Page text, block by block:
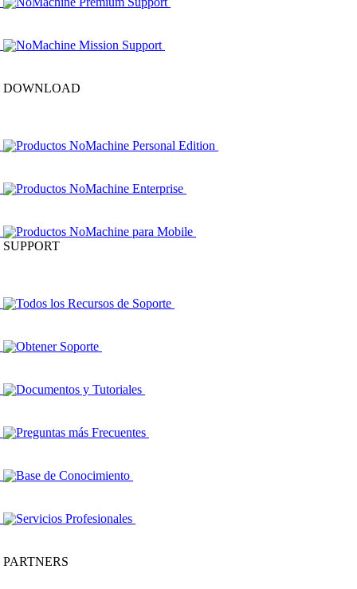
NoMachine Mission Support
DOWNLOAD
Productos NoMachine Personal Edition
Productos NoMachine Enterprise
Productos NoMachine para Mobile
SUPPORT
Todos los Recursos de Soporte
Obtener Soporte
Documentos y Tutoriales
Preguntas más Frecuentes
Base de Conocimiento
Servicios Profesionales
PARTNERS